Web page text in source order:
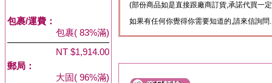
包裹/運費：
包裹( 83%滿)
NT $1,914.00
郵局：
大固( 96%滿)
(部份商品如是直接跟廠商訂貨,承諾代買一
如果有任何你覺得你需要知道的,請來信詢問.